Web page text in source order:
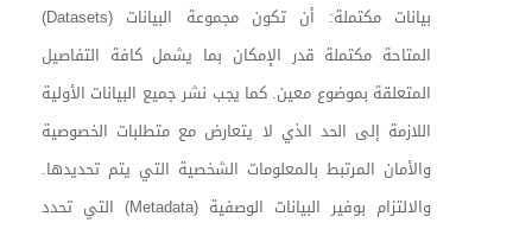
بيانات مكتملة: أن تكون مجموعة البيانات (Datasets
)
المتاحة مكتملة قدر الإمكان بما يشمل كافة التفاصيل
المتعلقة بموضوع معين. كما يجب نشر جميع البيانات الأولية
اللازمة إلى الحد الذي لا يتعارض مع متطلبات الخصوصية
والأمان المرتبط بالمعلومات الشخصية التي يتم تحديدها.
والالتزام بوفير البيانات الوصفية (Metadata) التي تحدد